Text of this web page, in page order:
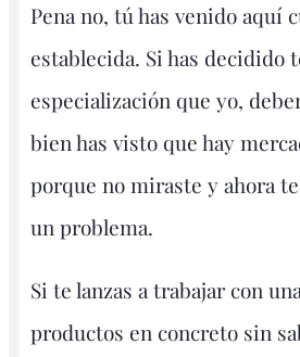
Pena no, tú has venido aquí
establecida. Si has decidido
especialización que yo,
bien has visto que hay
porque no miraste y ahora
un problema.
Si te lanzas a trabajar con
productos en concreto sin